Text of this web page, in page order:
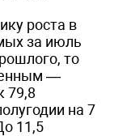
роста в
за июль
то
—
79,8
на 7
11,5